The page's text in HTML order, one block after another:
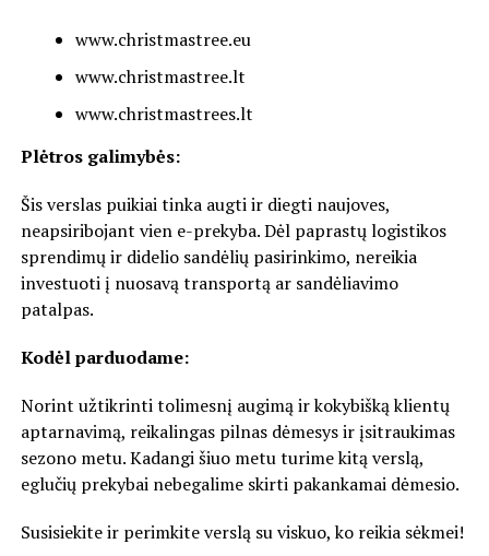
www.christmastree.eu
www.christmastree.lt
www.christmastrees.lt
Plėtros galimybės:
Šis verslas puikiai tinka augti ir diegti naujoves,
neapsiribojant vien e-prekyba. Dėl paprastų logistikos
sprendimų ir didelio sandėlių pasirinkimo, nereikia
investuoti į nuosavą transportą ar sandėliavimo
patalpas.
Kodėl parduodame:
Norint užtikrinti tolimesnį augimą ir kokybišką klientų
aptarnavimą, reikalingas pilnas dėmesys ir įsitraukimas
sezono metu. Kadangi šiuo metu turime kitą verslą,
eglučių prekybai nebegalime skirti pakankamai dėmesio.
Susisiekite ir perimkite verslą su viskuo, ko reikia sėkmei!